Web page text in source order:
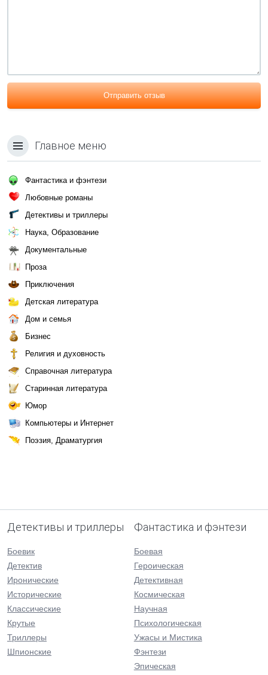
Отправить отзыв
Главное меню
Фантастика и фэнтези
Любовные романы
Детективы и триллеры
Наука, Образование
Документальные
Проза
Приключения
Детская литература
Дом и семья
Бизнес
Религия и духовность
Справочная литература
Старинная литература
Юмор
Компьютеры и Интернет
Поэзия, Драматургия
Детективы и триллеры
Боевик
Детектив
Иронические
Исторические
Классические
Крутые
Триллеры
Шпионские
Фантастика и фэнтези
Боевая
Героическая
Детективная
Космическая
Научная
Психологическая
Ужасы и Мистика
Фэнтези
Эпическая